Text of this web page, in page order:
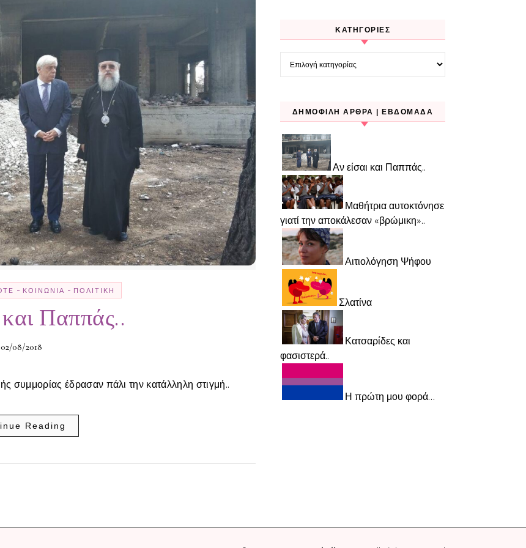
- ΚΟΙΝΩΝΊΑ - ΠΟΛΙΤΙΚΉ
Παππάς..
02/08/2018
συμμορίας έδρασαν πάλι την κατάλληλη στιγμή..
Reading
KΑΤΗΓΟΡΊΕΣ
Kατηγορίες
ΔΗΜΟΦΙΛΉ ΆΡΘΡΑ | ΕΒΔΟΜΆΔΑ
Αν είσαι και Παππάς..
Μαθήτρια αυτοκτόνησε
γιατί την αποκάλεσαν «βρώμικη»..
Αιτιολόγηση Ψήφου
Σλατίνα
Κατσαρίδες και
φασιστερά..
Η πρώτη μου φορά…